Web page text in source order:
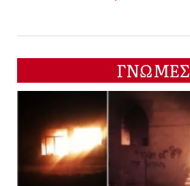
ΓΝΩΜΕΣ